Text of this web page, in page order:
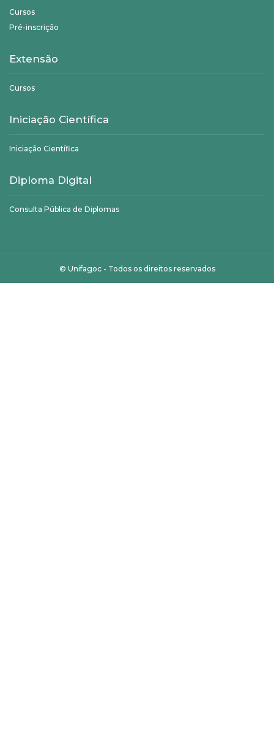
Cursos
Pré-inscrição
Extensão
Cursos
Iniciação Científica
Iniciação Científica
Diploma Digital
Consulta Pública de Diplomas
© Unifagoc- Todos os direitos reservados